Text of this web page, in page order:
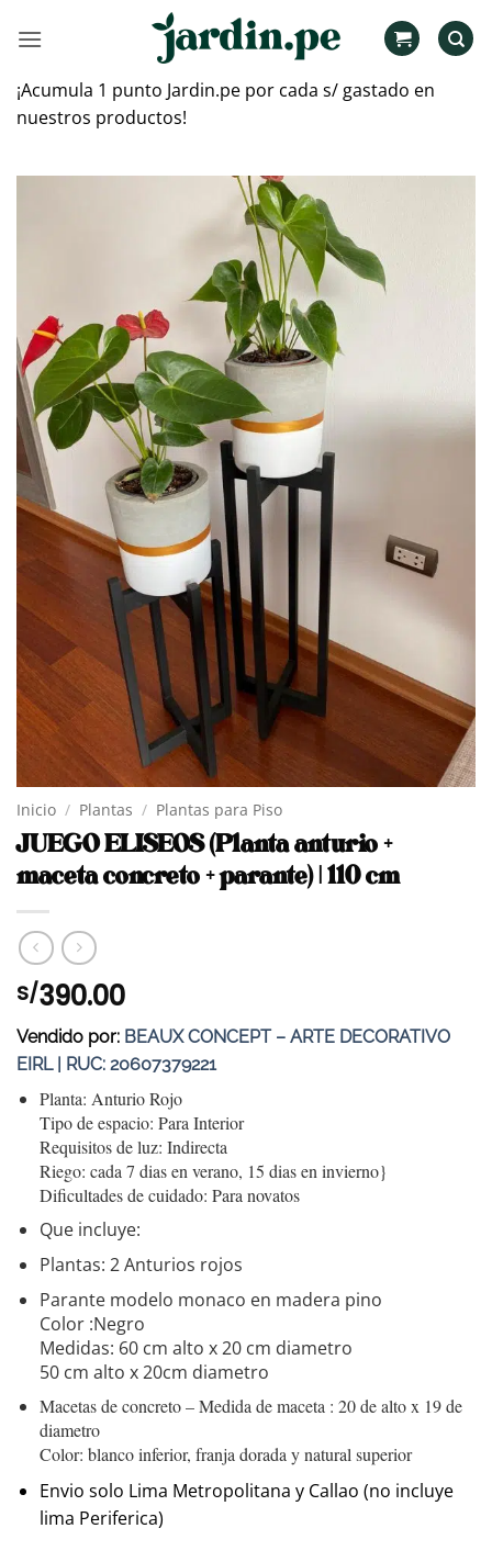
¡Acumula 1 punto Jardin.pe por cada s/ gastado en
nuestros productos!
Inicio / Plantas / Plantas para Piso
JUEGO ELISEOS (Planta anturio +
maceta concreto + parante) | 110 cm
S/390.00
Vendido por: BEAUX CONCEPT – ARTE DECORATIVO
EIRL | RUC: 20607379221
Planta: Anturio Rojo
Tipo de espacio: Para Interior
Requisitos de luz: Indirecta
Riego: cada 7 dias en verano, 15 dias en invierno}
Dificultades de cuidado: Para novatos
Que incluye:
Plantas: 2 Anturios rojos
Parante modelo monaco en madera pino
Color :Negro
Medidas: 60 cm alto x 20 cm diametro
50 cm alto x 20cm diametro
Macetas de concreto – Medida de maceta : 20 de alto x 19 de
diametro
Color: blanco inferior, franja dorada y natural superior
Envio solo Lima Metropolitana y Callao (no incluye
lima Periferica)